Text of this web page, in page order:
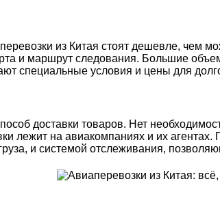
из Китая стоят дешевле, чем
и маршрут следования. Большие
специальные условия и цены для
доставки товаров. Нет
лежит на авиакомпаниях и их
и системой отслеживания,